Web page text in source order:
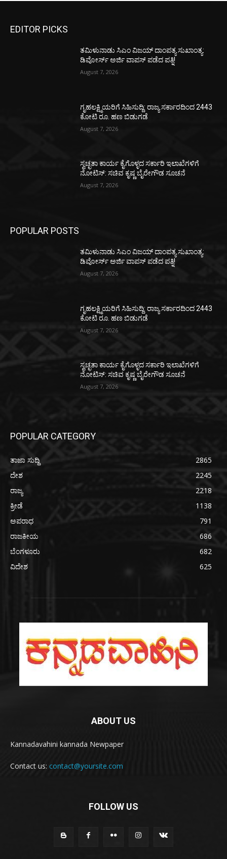
EDITOR PICKS
ತಮಿಳುನಾಡು ಸಿಎಂ ವಿಜಯ್‌ ದಾಂಪತ್ಯ ಸುಖಾಂತ್ಯ:
ಡಿವೋರ್ಸ್‌ ಅರ್ಜಿ ವಾಪಸ್‌ ಪಡೆದ ಪತ್ನಿ!
August 7, 2026
ಗೃಹಲಕ್ಷ್ಮಿಯರಿಗೆ ಸಿಹಿಸುದ್ದಿ: ರಾಜ್ಯ ಸರ್ಕಾರದಿಂದ 2443
ಕೋಟಿ ರೂ. ಹಣ ಬಿಡುಗಡೆ
August 7, 2026
ಸ್ವಚ್ಛತಾ ಕಾರ್ಯ ಕೈಗೊಳ್ಳದ ಸರ್ಕಾರಿ ಇಲಾಖೆಗಳಿಗೆ
ನೋಟಿಸ್: ಸಚಿವ ಕೃಷ್ಣ ಬೈರೇಗೌಡ ಸೂಚನೆ
August 7, 2026
POPULAR POSTS
ತಮಿಳುನಾಡು ಸಿಎಂ ವಿಜಯ್‌ ದಾಂಪತ್ಯ ಸುಖಾಂತ್ಯ:
ಡಿವೋರ್ಸ್‌ ಅರ್ಜಿ ವಾಪಸ್‌ ಪಡೆದ ಪತ್ನಿ!
August 7, 2026
ಗೃಹಲಕ್ಷ್ಮಿಯರಿಗೆ ಸಿಹಿಸುದ್ದಿ: ರಾಜ್ಯ ಸರ್ಕಾರದಿಂದ 2443
ಕೋಟಿ ರೂ. ಹಣ ಬಿಡುಗಡೆ
August 7, 2026
ಸ್ವಚ್ಛತಾ ಕಾರ್ಯ ಕೈಗೊಳ್ಳದ ಸರ್ಕಾರಿ ಇಲಾಖೆಗಳಿಗೆ
ನೋಟಿಸ್: ಸಚಿವ ಕೃಷ್ಣ ಬೈರೇಗೌಡ ಸೂಚನೆ
August 7, 2026
POPULAR CATEGORY
ತಾಜಾ ಸುದ್ದಿ
2865
ದೇಶ
2245
ರಾಜ್ಯ
2218
ಕ್ರೀಡೆ
1138
ಅಪರಾಧ
791
ರಾಜಕೀಯ
686
ಬೆಂಗಳೂರು
682
ವಿದೇಶ
625
ABOUT US
Kannadavahini kannada Newpaper
Contact us: contact@yoursite.com
FOLLOW US